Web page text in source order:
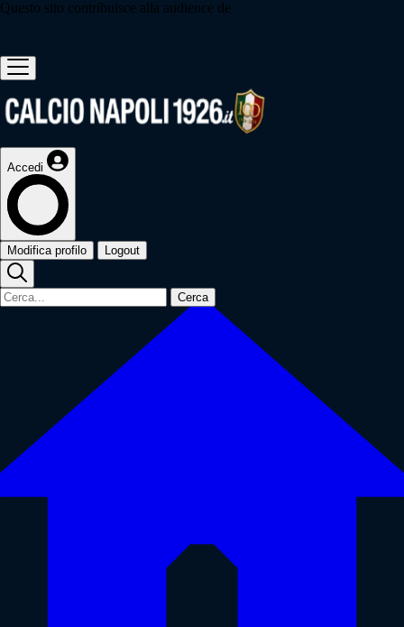
Questo sito contribuisce alla audience de
Accedi
Modifica profilo Logout
Cerca